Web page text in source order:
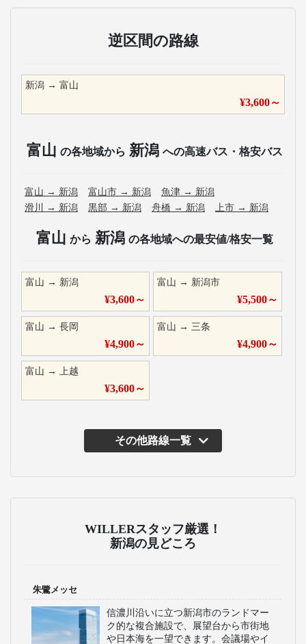
逆区間の路線
新潟 → 富山
¥3,600～
富山 の各地域から 新潟 への高速バス・格安バス
富山 → 新潟 富山市 → 新潟 魚津 → 新潟
滑川
→ 新潟 黒部 → 新潟 舟橋 → 新潟 上市 → 新潟
富山 から 新潟 の各地域への最安値/格安一覧
富山 → 新潟
¥3,600～
富山 → 新潟市
¥5,500～
富山 → 長岡
¥4,900～
富山 →三条
¥4,900～
富山 → 上越
¥3,600～
その他路線一覧
富山地方鉄道